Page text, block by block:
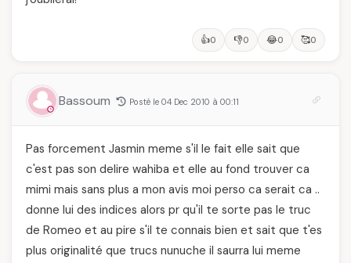
👍0 👎0 😂0 🥰0
Bassoum Posté le 04 Dec 2010 à 00:11
Pas forcement Jasmin meme s'il le fait elle sait que
c'est pas son delire wahiba et elle au fond trouver ca
mimi mais sans plus a mon avis moi perso ca serait ca ..
donne lui des indices alors pr qu'il te sorte pas le truc
de Romeo et au pire s'il te connais bien et sait que t'es
plus originalité que trucs nunuche il saurra lui meme